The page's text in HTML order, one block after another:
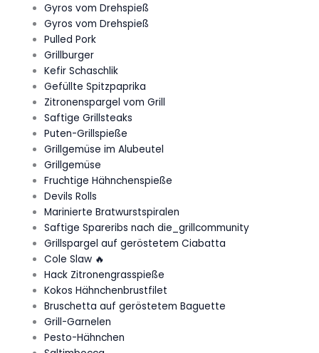
Gyros vom Drehspieß
Gyros vom Drehspieß
Pulled Pork
Grillburger
Kefir Schaschlik
Gefüllte Spitzpaprika
Zitronenspargel vom Grill
Saftige Grillsteaks
Puten-Grillspieße
Grillgemüse im Alubeutel
Grillgemüse
Fruchtige Hähnchenspieße
Devils Rolls
Marinierte Bratwurstspiralen
Saftige Spareribs nach die_grillcommunity
Grillspargel auf geröstetem Ciabatta
Cole Slaw 🔥
Hack Zitronengrasspieße
Kokos Hähnchenbrustfilet
Bruschetta auf geröstetem Baguette
Grill-Garnelen
Pesto-Hähnchen